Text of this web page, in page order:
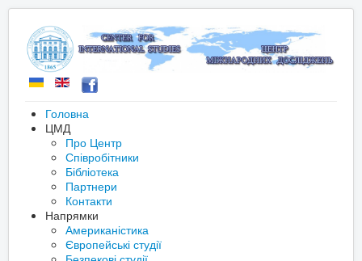
Головна
ЦМД
Про Центр
Співробітники
Бібліотека
Партнери
Контакти
Напрямки
Американістика
Європейські студії